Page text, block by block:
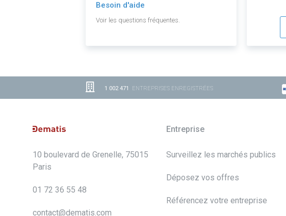
Besoin d'aide
Voir les questions fréquentes.
1 002 471 ENTREPRISES ENREGISTRÉES
10 boulevard de Grenelle, 75015
Paris
01 72 36 55 48
contact@dematis.com
Entreprise
Surveillez les marchés publics
Déposez vos offres
Référencez votre entreprise